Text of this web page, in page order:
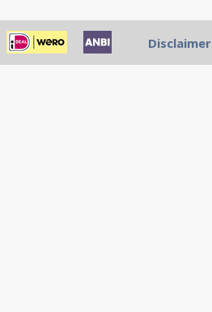
Disclaimer